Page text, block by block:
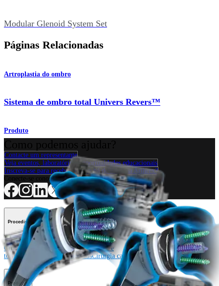
Modular Glenoid System Set
Páginas Relacionadas
Artroplastia do ombro
Sistema de ombro total Univers Revers™
Produto
Contacte um representante
Veja eventos, laboratórios e oportunidades educacionais
Inscreva-se para receber: O que há de novo na Arthrex?
Conecte-se conosco
Procedimento
Ombro Joelho Cotovelo Mão e punhoPé e
tornozelo
OrtobiológicosCirurgia cardiotorácica Coluna vertebral
Producto